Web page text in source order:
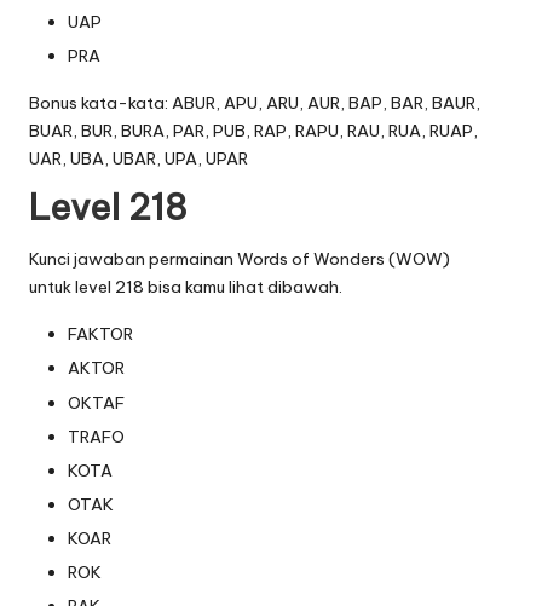
UAP
PRA
Bonus kata-kata: ABUR, APU, ARU, AUR, BAP, BAR, BAUR,
BUAR, BUR, BURA, PAR, PUB, RAP, RAPU, RAU, RUA, RUAP,
UAR, UBA, UBAR, UPA, UPAR
Level 218
Kunci jawaban permainan Words of Wonders (WOW)
untuk level 218 bisa kamu lihat dibawah.
FAKTOR
AKTOR
OKTAF
TRAFO
KOTA
OTAK
KOAR
ROK